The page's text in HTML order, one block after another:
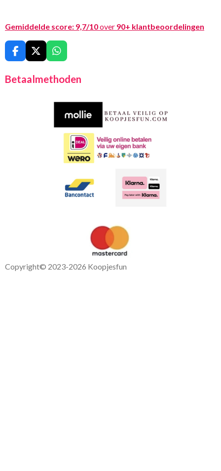
Gemiddelde score: 9,7/10over 90+ klantbeoordelingen
F
a
c
e
X
W
h
t
A
Betaalmethoden
Copyright© 2023-2026 Koopjesfun